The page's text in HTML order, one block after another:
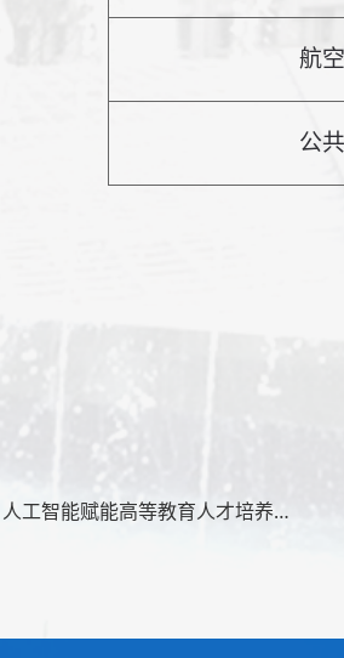
航
公
上一篇：教学工作坊：人工智能赋能高等教育人才培养系列师资培训